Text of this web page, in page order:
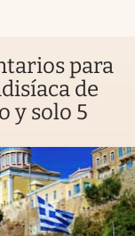
para
de
y solo 5